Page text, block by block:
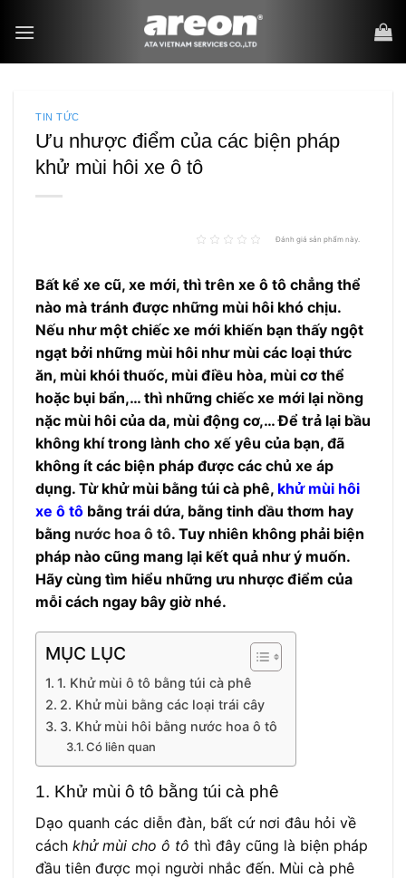
qua
TIN TỨC
Ưu nhược điểm của các biện pháp
khử mùi hôi xe ô tô
Đánh giá sản phẩm này.
Bất kể xe cũ, xe mới, thì trên xe ô tô chẳng thể
nào mà tránh được những mùi hôi khó chịu.
Nếu như một chiếc xe mới khiến bạn thấy ngột
ngạt bởi những mùi hôi như mùi các loại thức
ăn, mùi khói thuốc, mùi điều hòa, mùi cơ thể
hoặc bụi bẩn,… thì những chiếc xe mới lại nồng
nặc mùi hôi của da, mùi động cơ,… Để trả lại bầu
không khí trong lành cho xế yêu của bạn, đã
không ít các biện pháp được các chủ xe áp
dụng. Từ khử mùi bằng túi cà phê, khử mùi hôi
xe ô tô bằng trái dứa, bằng tinh dầu thơm hay
bằng nước hoa ô tô. Tuy nhiên không phải biện
pháp nào cũng mang lại kết quả như ý muốn.
Hãy cùng tìm hiểu những ưu nhược điểm của
mỗi cách ngay bây giờ nhé.
MỤC LỤC
1. Khử mùi ô tô bằng túi cà phê
2. Khử mùi bằng các loại trái cây
3. Khử mùi hôi bằng nước hoa ô tô
Có liên quan
1. Khử mùi ô tô bằng túi cà phê
Dạo quanh các diễn đàn, bất cứ nơi đâu hỏi về
cách khử mùi cho ô tô thì đây cũng là biện pháp
đầu tiên được mọi người nhắc đến. Mùi cà phê